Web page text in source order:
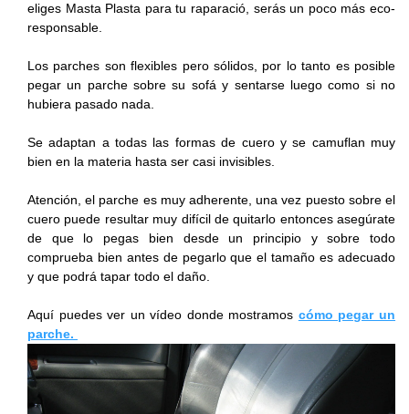
eliges Masta Plasta para tu raparació, serás un poco más eco-
responsable.
Los parches son flexibles pero sólidos, por lo tanto es posible
pegar un parche sobre su sofá y sentarse luego como si no
hubiera pasado nada.
Se adaptan a todas las formas de cuero y se camuflan muy
bien en la materia hasta ser casi invisibles.
Atención, el parche es muy adherente, una vez puesto sobre el
cuero puede resultar muy difícil de quitarlo entonces asegúrate
de que lo pegas bien desde un principio y sobre todo
comprueba bien antes de pegarlo que el tamaño es adecuado
y que podrá tapar todo el daño.
Aquí puedes ver un vídeo donde mostramos cómo pegar un
parche.